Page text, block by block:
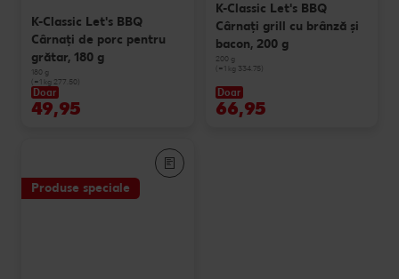
K-Classic Let's BBQ
Cârnaţi de porc pentru
grătar, 180 g
180 g
(=1 kg 277.50)
Doar
49,95
K-Classic Let's BBQ
Cârnaţi grill cu brânză și
bacon, 200 g
200 g
(=1 kg 334.75)
Doar
66,95
Produse speciale